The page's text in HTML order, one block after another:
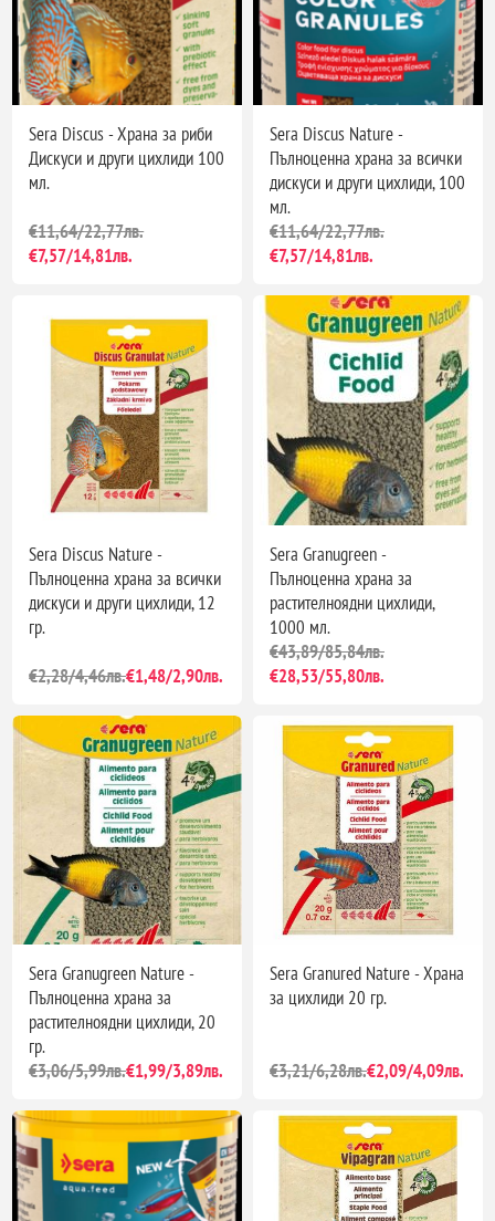
Sera Discus - Храна за риби
Дискуси и други цихлиди 100
мл.
€11,64/22,77лв.
€7,57/14,81лв.
Sera Discus Nature -
Пълноценна храна за всички
дискуси и други цихлиди, 100
мл.
€11,64/22,77лв.
€7,57/14,81лв.
Sera Discus Nature -
Пълноценна храна за всички
дискуси и други цихлиди, 12
гр.
€2,28/4,46лв.€1,48/2,90лв.
Sera Granugreen -
Пълноценна храна за
растителноядни цихлиди,
1000 мл.
€43,89/85,84лв.
€28,53/55,80лв.
Sera Granugreen Nature -
Пълноценна храна за
растителноядни цихлиди, 20
гр.
€3,06/5,99лв.€1,99/3,89лв.
Sera Granured Nature - Храна
за цихлиди 20 гр.
€3,21/6,28лв.€2,09/4,09лв.